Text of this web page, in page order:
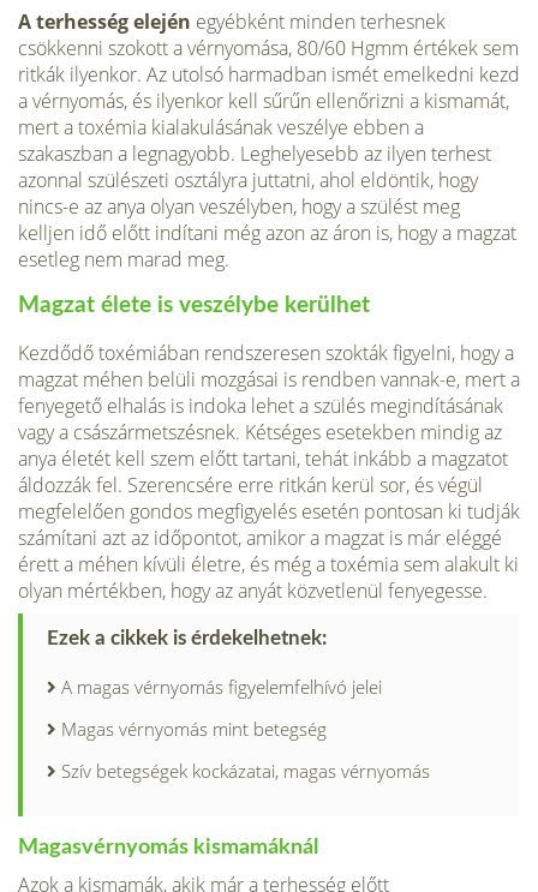
A terhesség elején egyébként minden terhesnek
csökkenni szokott a vérnyomása, 80/60 Hgmm ér­tékek sem
ritkák ilyenkor. Az utolsó harmadban ismét emelkedni kezd
a vérnyomás, és ilyenkor kell sűrűn ellenőrizni a kismamát,
mert a toxémia kialakulásának veszélye ebben a
szakaszban a legna­gyobb. Leghelyesebb az ilyen terhest
azonnal szülészeti osztályra juttatni, ahol eldöntik, hogy
nincs-e az anya olyan veszélyben, hogy a szülést meg
kelljen idő előtt indítani még azon az áron is, hogy a magzat
esetleg nem marad meg.
Magzat élete is veszélybe kerülhet
Kezdődő toxémiában rendszeresen szokták figyelni, hogy a
magzat méhen belüli mozgásai is rendben vannak-e, mert a
fenyegető elhalás is indoka lehet a szülés megindí­tásának
vagy a császármetszésnek. Kétséges esetekben mindig az
anya életét kell szem előtt tartani, tehát inkább a magzatot
áldozzák fel. Szerencsére erre ritkán kerül sor, és végül
megfelelően gon­dos megfigyelés esetén pontosan ki tudják
számítani azt az idő­pontot, amikor a magzat is már eléggé
érett a méhen kívüli életre, és még a toxémia sem alakult ki
olyan mértékben, hogy az anyát köz­vetlenül fenyegesse.
Ezek a cikkek is érdekelhetnek:
A magas vérnyomás figyelemfelhívó jelei
Magas vérnyomás mint betegség
Szív betegségek kockázatai, magas vérnyomás
Magasvérnyomás­ kismamáknál
Azok a kismamák, akik már a terhesség előtt